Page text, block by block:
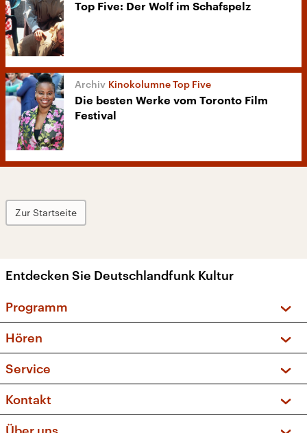
Top Five: Der Wolf im Schafspelz
Kinokolumne Top Five
Die besten Werke vom Toronto Film
Festival
Zur Startseite
Entdecken Sie Deutschlandfunk Kultur
Programm
Sendungen und Podcasts
Musikliste
Kakadu – Das Kinderprogramm
Hören
Frequenzen (UKW + DAB+)
Service
FAQ
Apps
Kontakt